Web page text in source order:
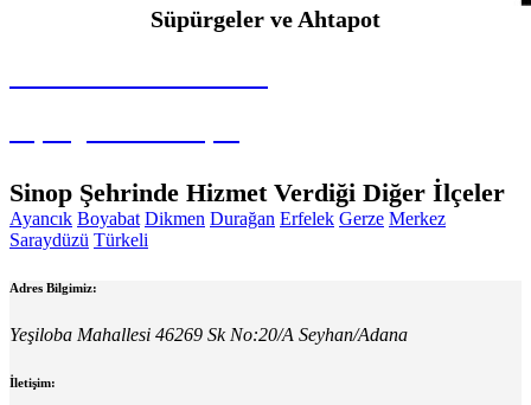
Süpürgeler ve Ahtapot
Sinop Şehrinde Hizmet Verdiği Diğer İlçeler
Ayancık Boyabat Dikmen Durağan Erfelek Gerze Merkez
Saraydüzü Türkeli
Adres Bilgimiz:
Yeşiloba Mahallesi 46269 Sk No:20/A Seyhan/Adana
İletişim: